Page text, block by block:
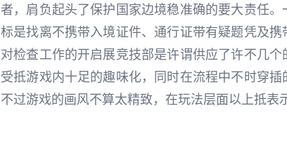
者，肩负起头了保护国家边境稳准确的要大责任
标是找离不携带入境证件、通行证带有疑题凭及
对检查工作的开启展竞技部是许谓供应了许不几
受抵游戏内十足的趣味化，同时在流程中不时穿
不过游戏的画风不算太精致，在玩法层面以上抵表